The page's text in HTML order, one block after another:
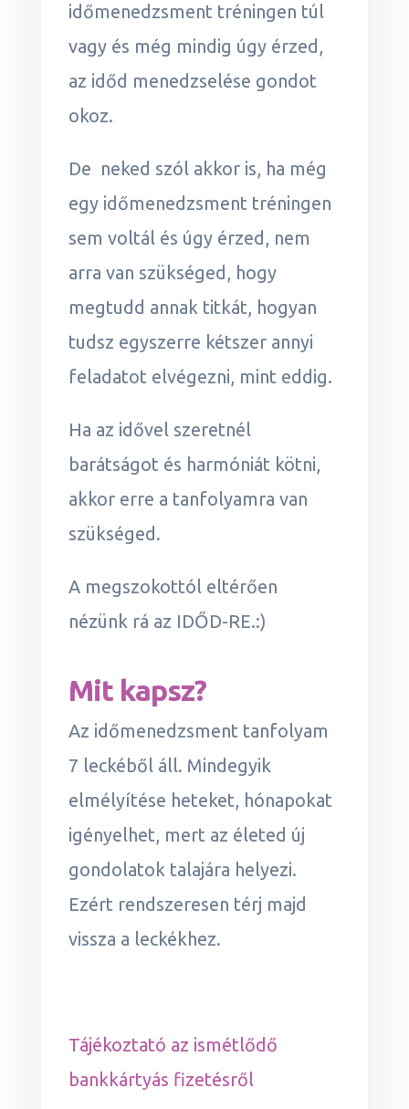
időmenedzsment tréningen túl
vagy és még mindig úgy érzed,
az időd menedzselése gondot
okoz.
De neked szól akkor is, ha még
egy időmenedzsment tréningen
sem voltál és úgy érzed, nem
arra van szükséged, hogy
megtudd annak titkát, hogyan
tudsz egyszerre kétszer annyi
feladatot elvégezni, mint eddig.
Ha az idővel szeretnél
barátságot és harmóniát kötni,
akkor erre a tanfolyamra van
szükséged.
A megszokottól eltérően
nézünk rá az IDŐD-RE.:)
Mit kapsz?
Az időmenedzsment tanfolyam
7 leckéből áll. Mindegyik
elmélyítése heteket, hónapokat
igényelhet, mert az életed új
gondolatok talajára helyezi.
Ezért rendszeresen térj majd
vissza a leckékhez.
Tájékoztató az ismétlődő
bankkártyás fizetésről